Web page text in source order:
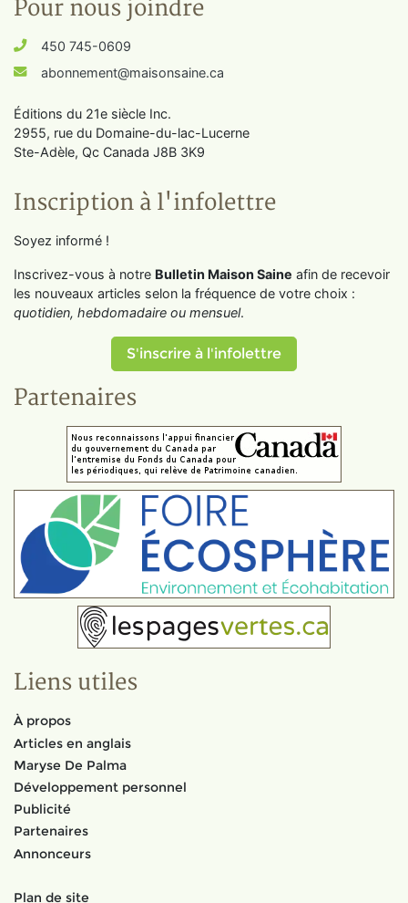
Pour nous joindre
450 745-0609
abonnement@maisonsaine.ca
Éditions du 21e siècle Inc.
2955, rue du Domaine-du-lac-Lucerne
Ste-Adèle, Qc Canada J8B 3K9
Inscription à l'infolettre
Soyez informé !
Inscrivez-vous à notre Bulletin Maison Saine afin de recevoir
les nouveaux articles selon la fréquence de votre choix :
quotidien, hebdomadaire ou mensuel.
S'inscrire à l'infolettre
Partenaires
Liens utiles
À propos
Articles en anglais
Maryse De Palma
Développement personnel
Publicité
Partenaires
Annonceurs
Plan de site